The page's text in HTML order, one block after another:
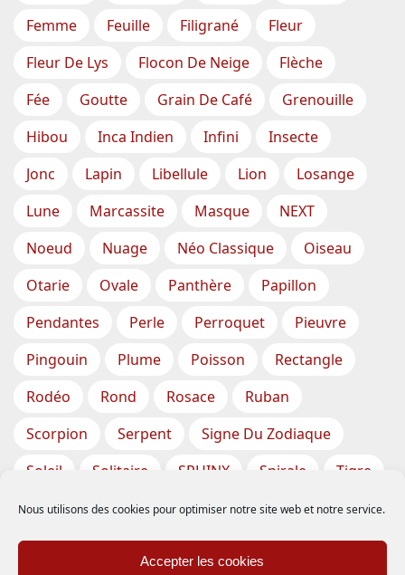
Nous utilisons des cookies pour optimiser notre site web et notre service.
Accepter les cookies
Femme
Feuille Filigrané
Fleur
Fleur De Lys
Flocon De Neige
Flèche
Fée
Goutte Grain De Café
Grenouille
Hibou
Inca Indien Infini
Insecte
Jonc
Lapin Libellule Lion
Losange
Lune
Marcassite Masque
NEXT
Noeud
Nuage Néo Classique
Oiseau
Otarie
Ovale Panthère
Papillon
Pendantes
Perle Perroquet
Pieuvre
Pingouin
Plume Poisson
Rectangle
Rodéo
Rond Rosace
Ruban
Scorpion
Serpent
Signe Du Zodiaque
Soleil
Solitaire SPHINX Spirale
Tigre
Torsade
Tortue Train
Tresse
Triangle
Trèfle Tête Vase
Étoile